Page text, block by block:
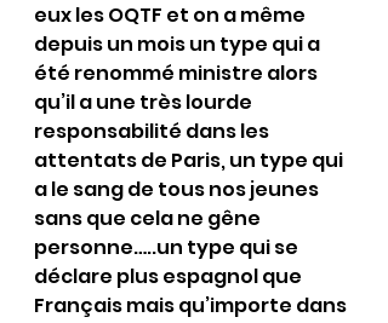
eux les OQTF et on a même
depuis un mois un type qui a
été renommé ministre alors
qu’il a une très lourde
responsabilité dans les
attentats de Paris, un type qui
a le sang de tous nos jeunes
sans que cela ne gêne
personne…..un type qui se
déclare plus espagnol que
Français mais qu’importe dans